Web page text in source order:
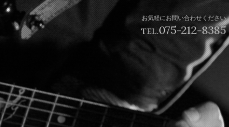
お気軽にお問い合わせください
TEL.075-212-8385